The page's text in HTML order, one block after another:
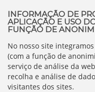
INFORMAÇÃO DE
APLICAÇÃO E USO
FUNÇÃO DE
No nosso site
(com a função de
serviço de análise da
recolha e análise de
visitantes dos sites.